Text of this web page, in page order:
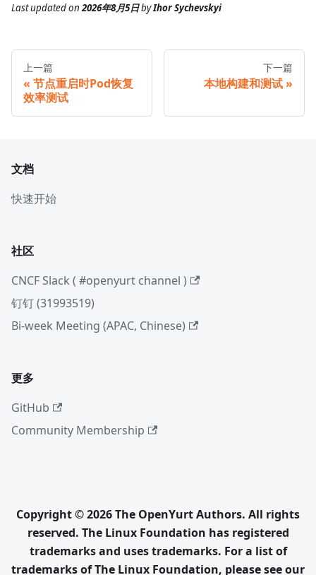
Last updatedon2026年8月5日byIhor Sychevskyi
上一篇
节点重启时Pod恢复
效率测试
下一篇
本地构建和测试
文档
快速开始
社区
CNCF Slack ( #openyurt channel )
钉钉 (31993519)
Bi-week Meeting (APAC, Chinese)
更多
GitHub
Community Membership
Copyright © 2026 The OpenYurt Authors. All rights
reserved. The Linux Foundation has registered
trademarks and uses trademarks. For a list of
trademarks of The Linux Foundation, please see our